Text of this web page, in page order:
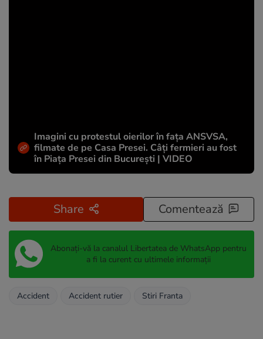
Imagini cu protestul oierilor în fața ANSVSA,
filmate de pe Casa Presei. Câți fermieri au fost
în Piața Presei din București | VIDEO
Share Comentează
Abonați-vă la canalul Libertatea de WhatsApp pentru
a fi la curent cu ultimele informații
Accident Accident rutier Stiri Franta